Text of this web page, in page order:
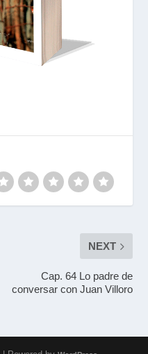
NEXT
Cap. 64 Lo padre de
conversar con Juan Villoro